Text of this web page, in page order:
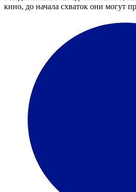
кино, до начала схваток они могут